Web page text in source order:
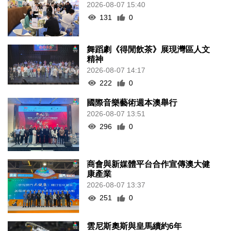
2026-08-07 15:40
131
0
舞蹈劇《得閒飲茶》展現灣區人文
精神
2026-08-07 14:17
222
0
國際音樂藝術週本澳舉行
2026-08-07 13:51
296
0
商會與新媒體平台合作宣傳澳大健
康產業
2026-08-07 13:37
251
0
雲尼斯奧斯與皇馬續約6年